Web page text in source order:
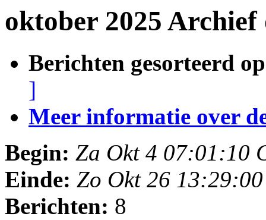
oktober 2025
Berichten gesorteerd
]
Meer informatie over
Begin: Za Okt 4 07:01:10
Einde: Zo Okt 26
Berichten: 8